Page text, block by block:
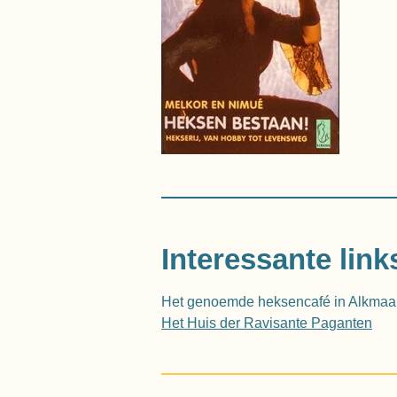
Interessante
Het genoemde heksencafé in
Het Huis der Ravisante Paganten